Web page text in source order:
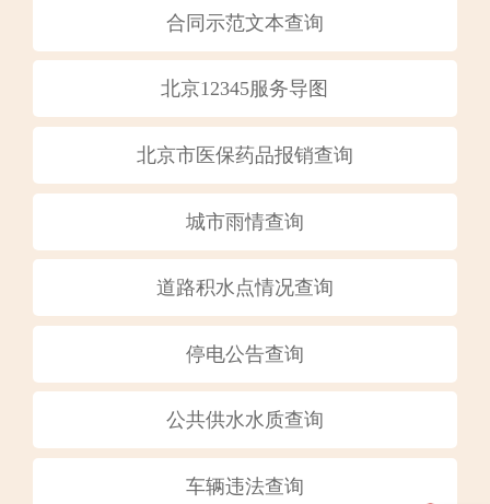
合同示范文本查询
北京12345服务导图
北京市医保药品报销查询
城市雨情查询
道路积水点情况查询
停电公告查询
公共供水水质查询
车辆违法查询